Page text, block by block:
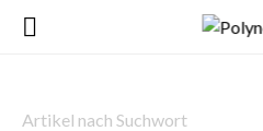
Artikel nach Suchwort